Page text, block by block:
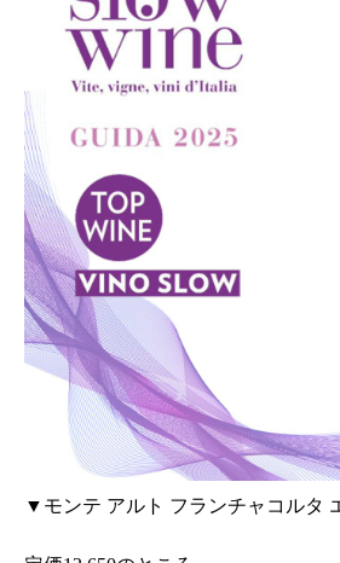
▼モンテ アルト フランチャコルタ